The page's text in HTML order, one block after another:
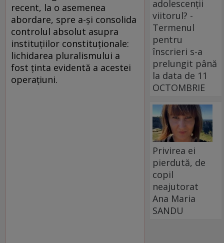
recent, la o asemenea
abordare, spre a-şi consolida
controlul absolut asupra
instituţiilor constituţionale:
lichidarea pluralismului a
fost ţinta evidentă a acestei
operaţiuni.
adolescenții
viitorul? -
Termenul
pentru
înscrieri s-a
prelungit până
la data de 11
OCTOMBRIE
Privirea ei
pierdută, de
copil
neajutorat
Ana Maria
SANDU